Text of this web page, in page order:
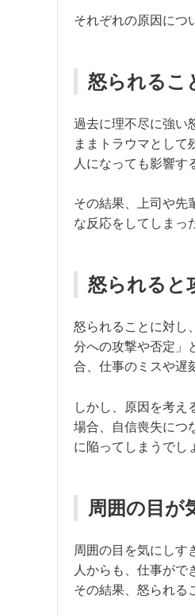
それぞれの原因につ
怒られるこ
過去に理不尽に強い
ままトラウマとして
人になっても影響す
その結果、上司や先
な反応をしてしまっ
怒られると
怒られることに対し
分への攻撃や否定」
合、仕事のミスや遅
しかし、原因を考え
場合、自信喪失につ
に陥ってしまうでし
周囲の目が
周囲の目を気にしす
人からも、仕事がで
その結果、怒られる